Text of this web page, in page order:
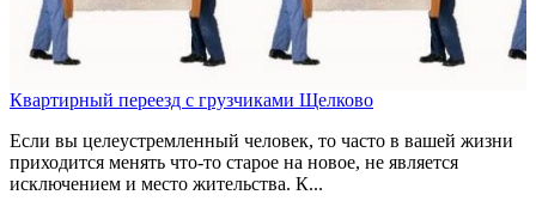
Квартирный переезд с грузчиками Щелково
Если вы целеустремленный человек, то часто в вашей жизни
приходится менять что-то старое на новое, не является
исключением и место жительства. К...